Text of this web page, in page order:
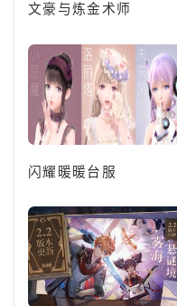
文豪与炼金术师
闪耀暖暖台服